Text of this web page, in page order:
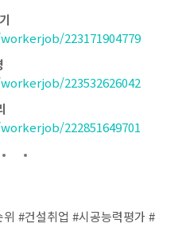
223171904779
223532626042
222851649701
#건설취업 #시공능력평가 #